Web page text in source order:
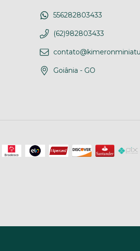
556282803433
(62)982803433
Goiânia - GO